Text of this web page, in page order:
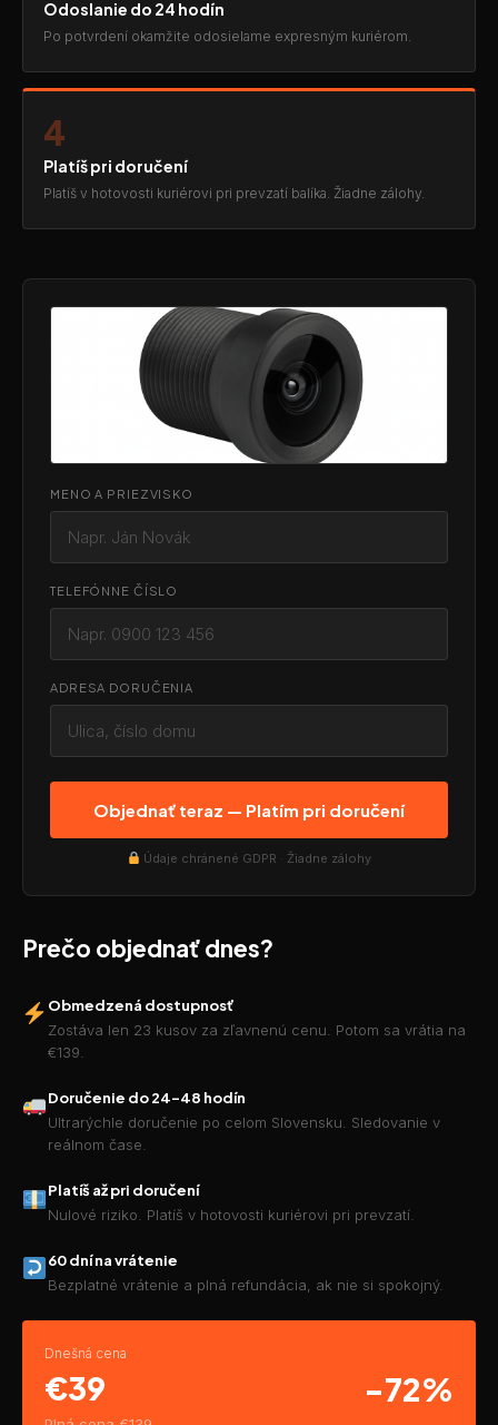
Odoslanie do 24 hodín
Po potvrdení okamžite odosielame expresným kuriérom.
4
Platíš pri doručení
Platíš v hotovosti kuriérovi pri prevzatí balíka. Žiadne zálohy.
MENO A PRIEZVISKO
TELEFÓNNE ČÍSLO
ADRESA DORUČENIA
Objednať teraz — Platím pri doručení
Údaje chránené GDPR · Žiadne zálohy
Prečo objednať dnes?
Obmedzená dostupnosť
Zostáva len 23 kusov za zľavnenú cenu. Potom sa vrátia na
€139.
Doručenie do 24–48 hodín
Ultrarýchle doručenie po celom Slovensku. Sledovanie v
reálnom čase.
Platíš až pri doručení
Nulové riziko. Platíš v hotovosti kuriérovi pri prevzatí.
60 dní na vrátenie
Bezplatné vrátenie a plná refundácia, ak nie si spokojný.
Dnešná cena
€39 -72%